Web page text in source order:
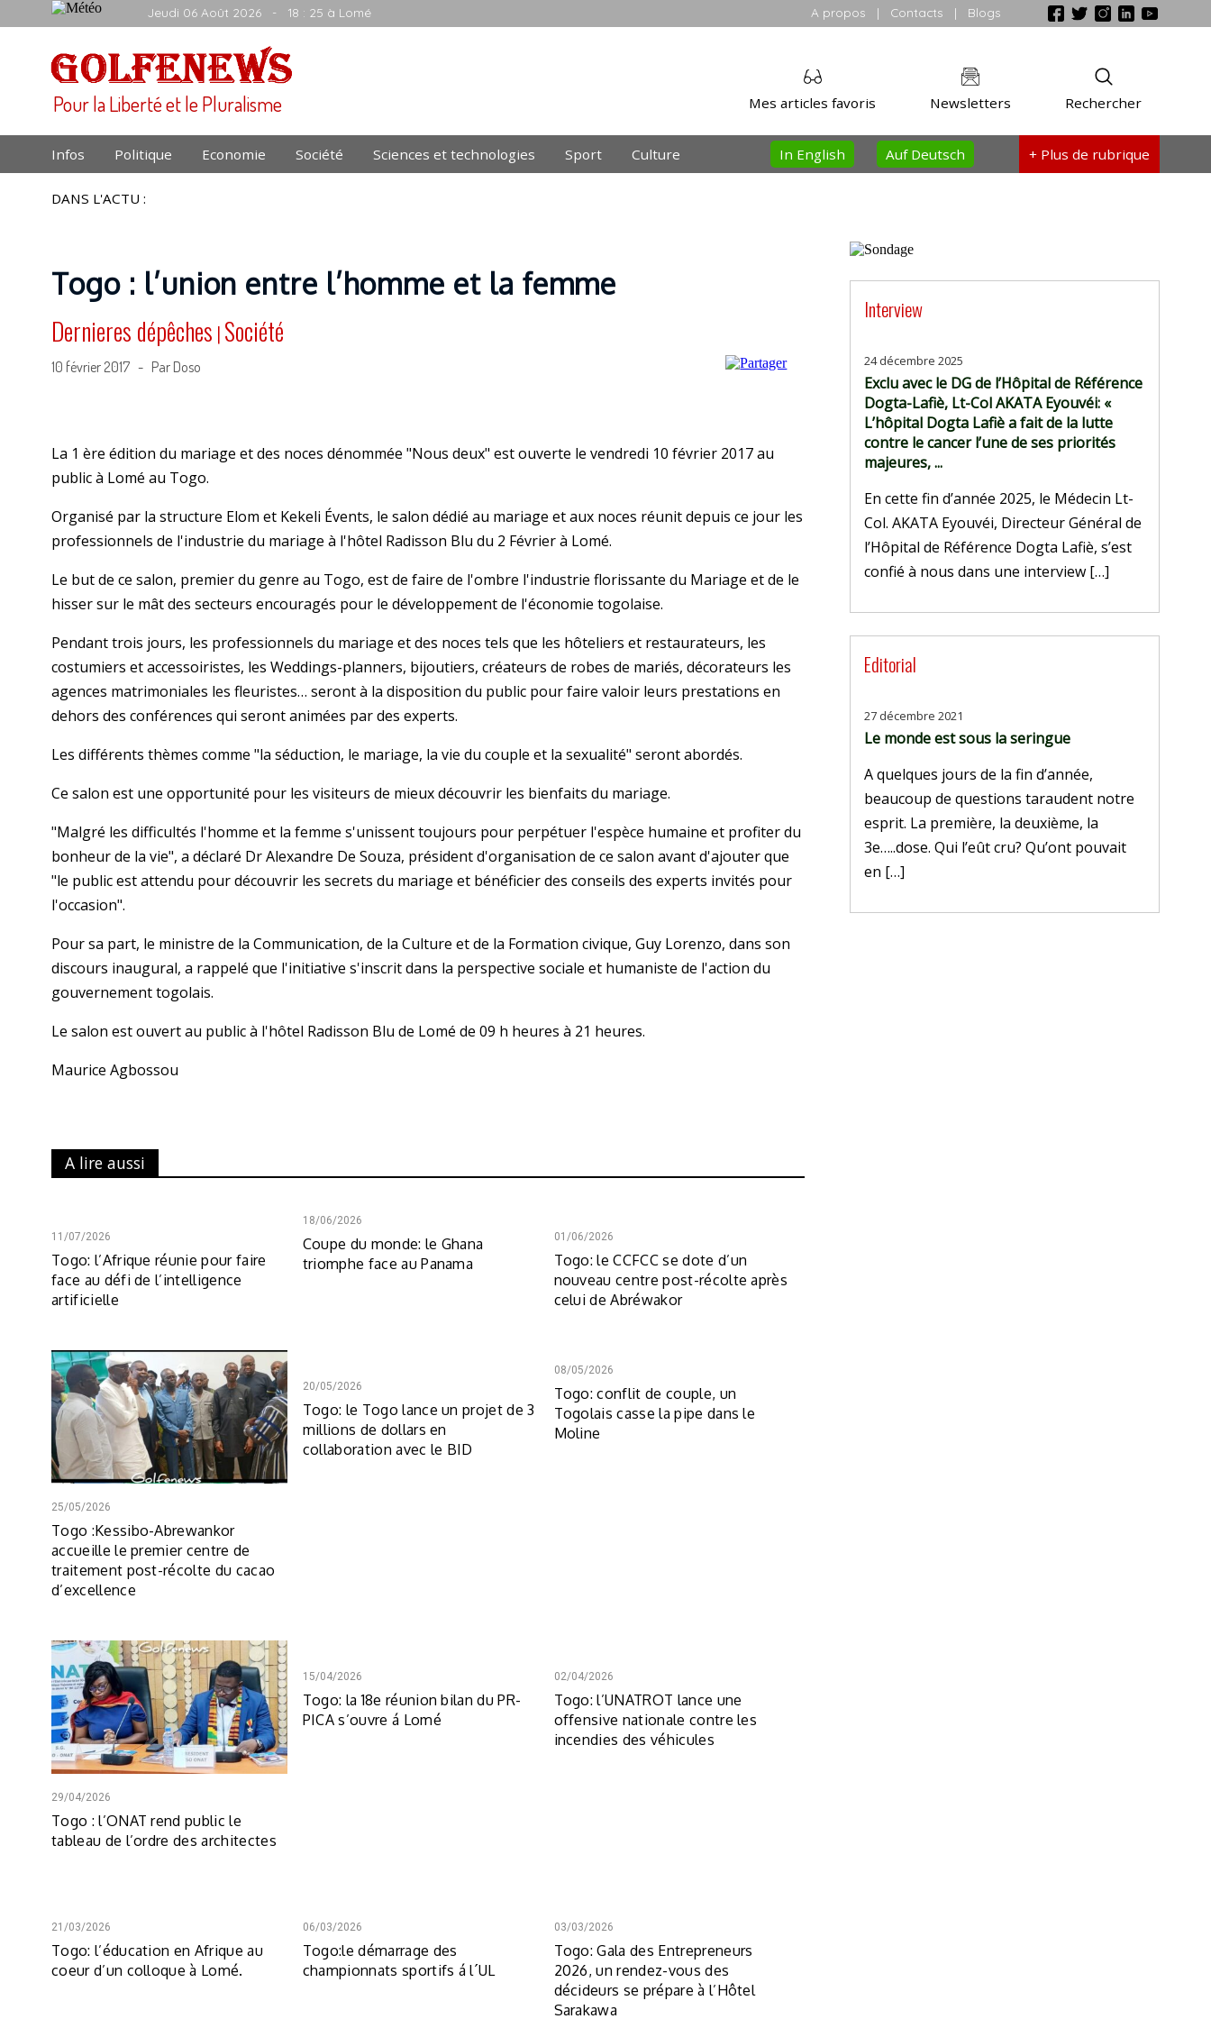
Jeudi 06 Août 2026 - 18 : 25 à Lomé A propos | Contacts | Blogs
Pour la Liberté et le Pluralisme Rechercher
Newsletters
Mes articles favoris
Infos Politique Economie Société Sciences et technologies Sport Culture + Plus de rubrique
Auf Deutsch
In English
DANS L'ACTU :
Togo : l’union entre l’homme et la femme
Dernieres dépêches |Société
10 février 2017 - Par Doso
La 1 ère édition du mariage et des noces dénommée "Nous deux" est ouverte le vendredi 10 février 2017 au
public à Lomé au Togo.
Organisé par la structure Elom et Kekeli Évents, le salon dédié au mariage et aux noces réunit depuis ce jour les
professionnels de l'industrie du mariage à l'hôtel Radisson Blu du 2 Février à Lomé.
Le but de ce salon, premier du genre au Togo, est de faire de l'ombre l'industrie florissante du Mariage et de le
hisser sur le mât des secteurs encouragés pour le développement de l'économie togolaise.
Pendant trois jours, les professionnels du mariage et des noces tels que les hôteliers et restaurateurs, les
costumiers et accessoiristes, les Weddings-planners, bijoutiers, créateurs de robes de mariés, décorateurs les
agences matrimoniales les fleuristes… seront à la disposition du public pour faire valoir leurs prestations en
dehors des conférences qui seront animées par des experts.
Les différents thèmes comme "la séduction, le mariage, la vie du couple et la sexualité" seront abordés.
Ce salon est une opportunité pour les visiteurs de mieux découvrir les bienfaits du mariage.
"Malgré les difficultés l'homme et la femme s'unissent toujours pour perpétuer l'espèce humaine et profiter du
bonheur de la vie", a déclaré Dr Alexandre De Souza, président d'organisation de ce salon avant d'ajouter que
"le public est attendu pour découvrir les secrets du mariage et bénéficier des conseils des experts invités pour
l'occasion".
Pour sa part, le ministre de la Communication, de la Culture et de la Formation civique, Guy Lorenzo, dans son
discours inaugural, a rappelé que l'initiative s'inscrit dans la perspective sociale et humaniste de l'action du
gouvernement togolais.
Le salon est ouvert au public à l'hôtel Radisson Blu de Lomé de 09 h heures à 21 heures.
Maurice Agbossou
A lire aussi
11/07/2026
Togo: l’Afrique réunie pour faire
face au défi de l’intelligence
artificielle
18/06/2026
Coupe du monde: le Ghana
triomphe face au Panama
01/06/2026
Togo: le CCFCC se dote d’un
nouveau centre post-récolte après
celui de Abréwakor
25/05/2026
Togo :Kessibo-Abrewankor
accueille le premier centre de
traitement post-récolte du cacao
d’excellence
20/05/2026
Togo: le Togo lance un projet de 3
millions de dollars en
collaboration avec le BID
08/05/2026
Togo: conflit de couple, un
Togolais casse la pipe dans le
Moline
29/04/2026
Togo : l’ONAT rend public le
tableau de l’ordre des architectes
15/04/2026
Togo: la 18e réunion bilan du PR-
PICA s’ouvre á Lomé
02/04/2026
Togo: l’UNATROT lance une
offensive nationale contre les
incendies des véhicules
21/03/2026
Togo: l’éducation en Afrique au
coeur d’un colloque à Lomé.
06/03/2026
Togo:le démarrage des
championnats sportifs á l´UL
03/03/2026
Togo: Gala des Entrepreneurs
2026, un rendez-vous des
décideurs se prépare à l’Hôtel
Sarakawa
Interview
24 décembre 2025
Exclu avec le DG de l’Hôpital de Référence
Dogta-Lafiè, Lt-Col AKATA Eyouvéi: «
L’hôpital Dogta Lafiè a fait de la lutte
contre le cancer l’une de ses priorités
majeures, ...
En cette fin d’année 2025, le Médecin Lt-
Col. AKATA Eyouvéi, Directeur Général de
l’Hôpital de Référence Dogta Lafiè, s’est
confié à nous dans une interview […]
Editorial
27 décembre 2021
Le monde est sous la seringue
A quelques jours de la fin d’année,
beaucoup de questions taraudent notre
esprit. La première, la deuxième, la
3e…..dose. Qui l’eût cru? Qu’ont pouvait
en […]